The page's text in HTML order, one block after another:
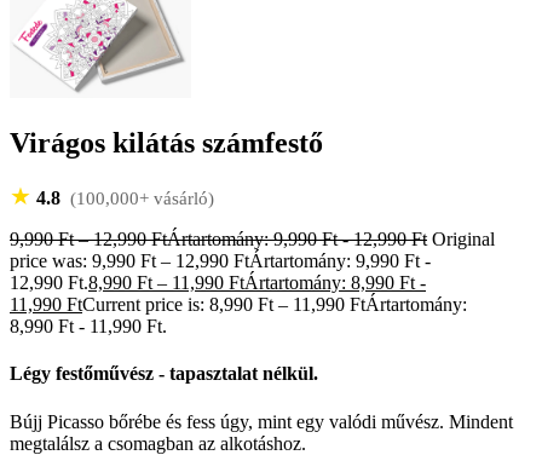
Virágos kilátás számfestő
★ 4.8 (100,000+ vásárló)
9,990Ft – 12,990FtÁrtartomány: 9,990 Ft - 12,990 Ft Original
price was: 9,990 Ft – 12,990 FtÁrtartomány: 9,990 Ft -
12,990 Ft.8,990 Ft – 11,990 FtÁrtartomány: 8,990 Ft -
11,990 FtCurrent price is: 8,990 Ft – 11,990 FtÁrtartomány:
8,990 Ft - 11,990 Ft.
Légy festőművész - tapasztalat nélkül.
Bújj Picasso bőrébe és fess úgy, mint egy valódi művész. Mindent
megtalálsz a csomagban az alkotáshoz.